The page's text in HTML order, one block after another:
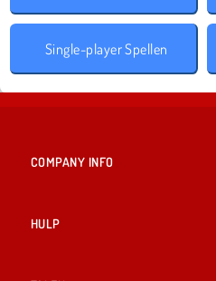
Single-player Spellen
COMPANY INFO
HULP